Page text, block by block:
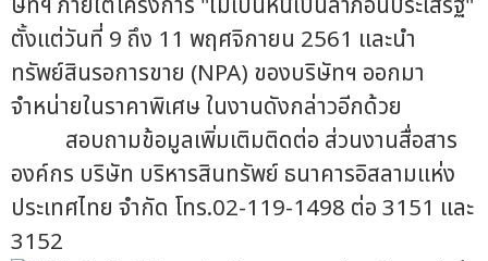
ตั้งแต่วันที่ 9 ถึง 11 พฤศจิกายน 2561 และนำ
ทรัพย์สินรอการขาย (NPA) ของบริษัทฯ ออกมา
จำหน่ายในราคาพิเศษ ในงานดังกล่าวอีกด้วย
สอบถามข้อมูลเพิ่มเติมติดต่อ ส่วนงานสื่อสาร
องค์กร บริษัท บริหารสินทรัพย์ ธนาคารอิสลามแห่ง
ประเทศไทย จำกัด โทร.02-119-1498 ต่อ 3151 และ
3152